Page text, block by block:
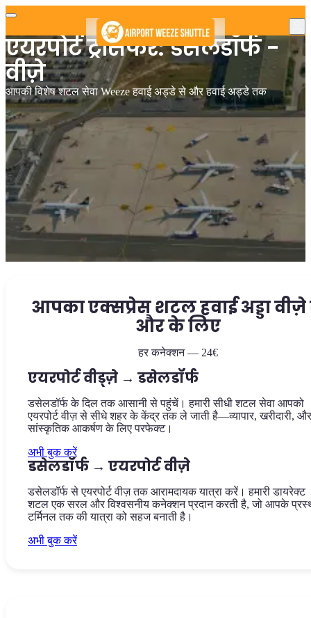
एयरपोर्ट ट्रांसफर: डसेलडॉर्फ -
वीज़े
आपकी विशेष शटल सेवा Weeze हवाई अड्डे से और हवाई अड्डे तक
आपका एक्सप्रेस शटल हवाई अड्डा
और के लिए
हर कनेक्शन — 24€
एयरपोर्ट वीड्ज़े → डसेलडॉर्फ
डसेलडॉर्फ के दिल तक आसानी से पहुंचें। हमारी सीधी शटल सेवा आपको
एयरपोर्ट वीज़ से सीधे शहर के केंद्र तक ले जाती है—व्यापार, खरीदारी, और
सांस्कृतिक आकर्षण के लिए परफेक्ट।
अभी बुक करें
डसेलडॉर्फ → एयरपोर्ट वीज़े
डसेलडॉर्फ से एयरपोर्ट वीज़ तक आरामदायक यात्रा करें। हमारी डायरेक्ट
शटल एक सरल और विश्वसनीय कनेक्शन प्रदान करती है, जो आपके
टर्मिनल तक की यात्रा को सहज बनाती है।
अभी बुक करें